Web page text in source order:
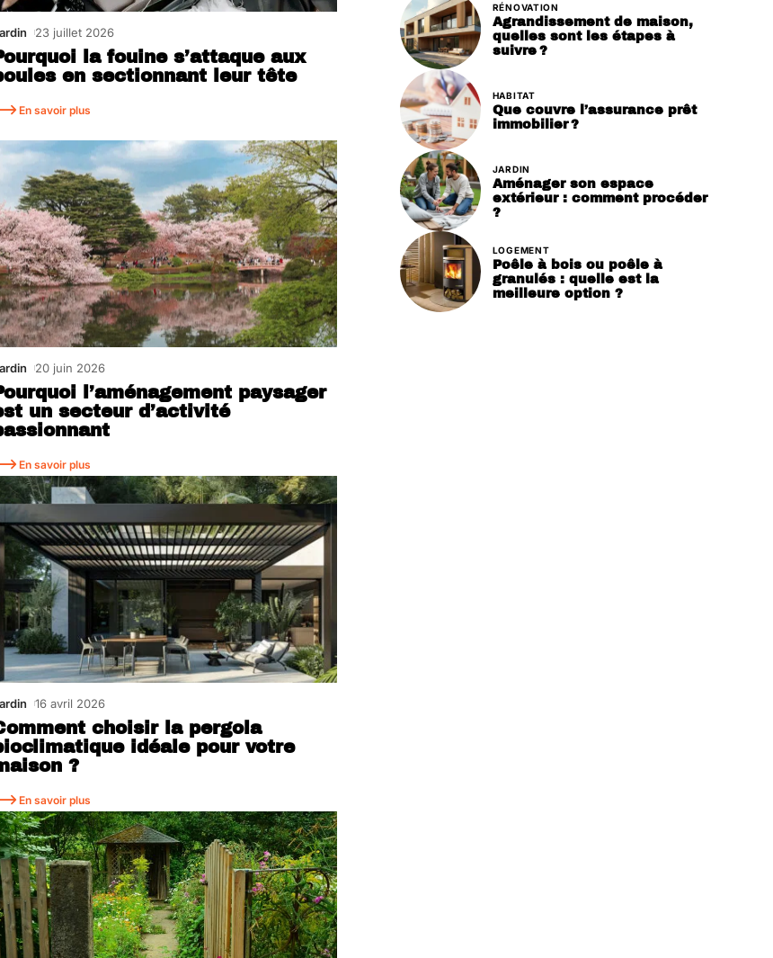
la fouine s’attaque aux
en sectionnant leur tête
23 juillet 2026
En savoir plus
l’aménagement paysager
un secteur d’activité
20 juin 2026
En savoir plus
choisir la pergola
idéale pour votre
?
16 avril 2026
En savoir plus
RÉNOVATION
Agrandissement de maison,
quelles sont les étapes à
suivre ?
HABITAT
Que couvre l’assurance prêt
immobilier ?
JARDIN
Aménager son espace
extérieur : comment procéder
?
LOGEMENT
Poêle à bois ou poêle à
granulés : quelle est la
meilleure option ?